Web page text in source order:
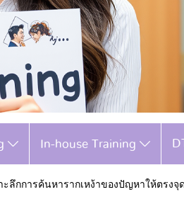
In-house Training
ะลึกการค้นหารากเหง้าของปัญหาให้ตรง